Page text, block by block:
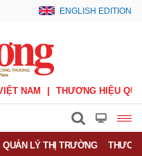
ENGLISH EDITION
NAM THƯƠNG HIỆU
QUẢN LÝ THỊ TRƯỜNG